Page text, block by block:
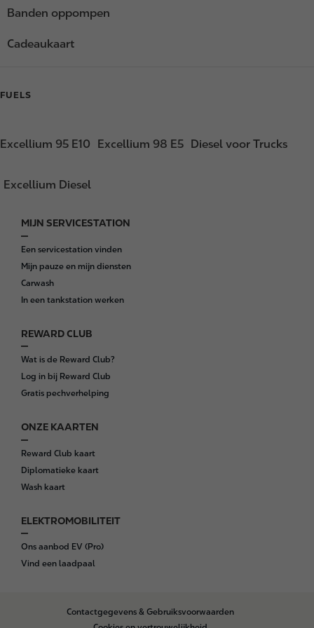
Banden oppompen
Cadeaukaart
FUELS
Excellium 95 E10 Excellium 98 E5 Diesel voor Trucks
Excellium Diesel
F
o
o
t
e
MIJN SERVICESTATION
Een servicestation vinden
Mijn pauze en mijn diensten
Carwash
In een tankstation werken
REWARD CLUB
Wat is de Reward Club?
Log in bij Reward Club
Gratis pechverhelping
ONZE KAARTEN
Reward Club kaart
Diplomatieke kaart
Wash kaart
ELEKTROMOBILITEIT
Ons aanbod EV (Pro)
Vind een laadpaal
Contactgegevens & Gebruiksvoorwaarden